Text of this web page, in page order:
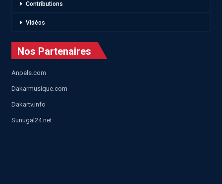
Contributions
Vidéos
Nos Partenaires
Anpels.com
Dakarmusique.com
Dakartv.info
Sunugal24.net